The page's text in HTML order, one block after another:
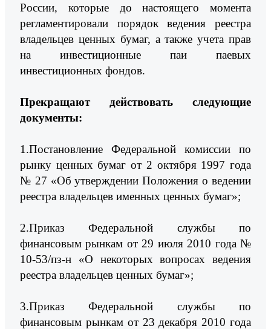
России, которые до настоящего момента
регламентировали порядок ведения реестра
владельцев ценных бумаг, а также учета прав
на инвестиционные паи паевых
инвестиционных фондов.
Прекращают действовать следующие
документы:
1.Постановление Федеральной комиссии по
рынку ценных бумаг от 2 октября 1997 года
№ 27 «Об утверждении Положения о ведении
реестра владельцев именных ценных бумаг»;
2.Приказ Федеральной службы по
финансовым рынкам от 29 июля 2010 года №
10-53/пз-н «О некоторых вопросах ведения
реестра владельцев ценных бумаг»;
3.Приказ Федеральной службы по
финансовым рынкам от 23 декабря 2010 года